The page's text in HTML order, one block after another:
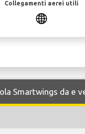
Collegamenti aerei utili
Smartwings da e